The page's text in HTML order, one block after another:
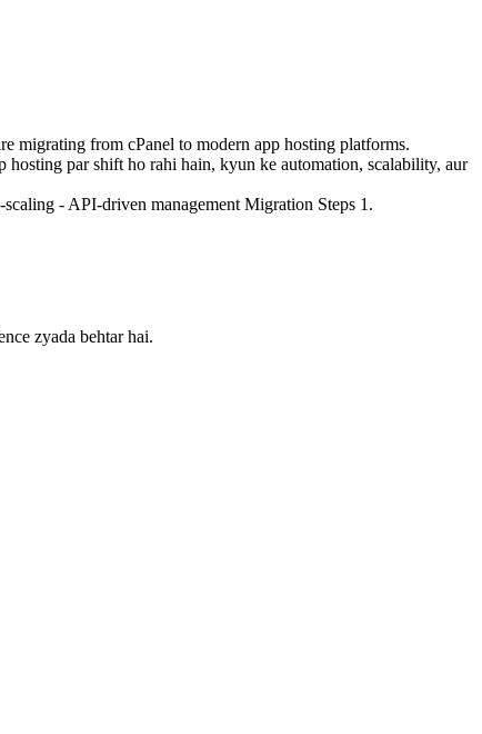
migrating from cPanel to modern app hosting platforms.
par shift ho rahi hain, kyun ke automation, scalability, aur
- API-driven management Migration Steps 1.
zyada behtar hai.